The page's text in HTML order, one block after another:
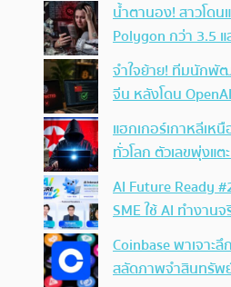
น้ำตานอง! สาวโด
Polygon กว่า 3.5
จำใจย้าย! ทีมนักพั
จีน หลังโดน
แฮกเกอร์เกาหลีเห
ทั่วโลก ตัวเลขพุ่งแต
AI Future Ready
SME ใช้ AI ทำงาน
Coinbase พาเจาะ
สลัดภาพจำสินทรัพย์